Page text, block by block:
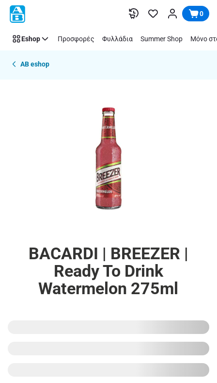
Παράλειψη 0
Eshop Προσφορές Φυλλάδια Summer Shop Μόνο
AB eshop
BACARDI | BREEZER |
Ready To Drink
Watermelon 275ml